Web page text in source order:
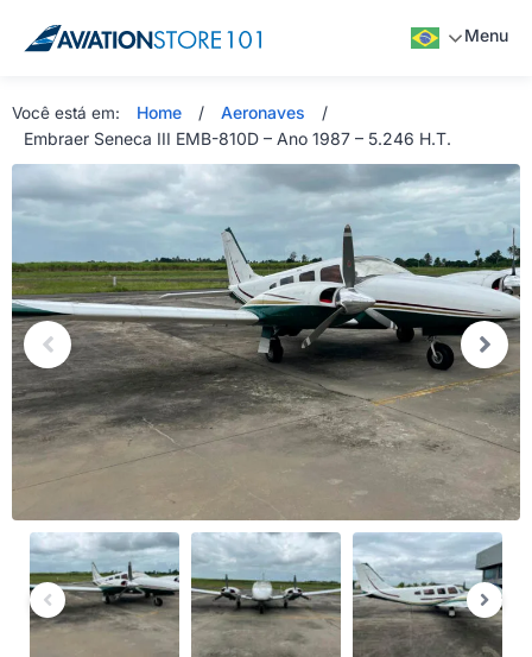
Menu
Você está em: Home / Aeronaves
/
Embraer Seneca III EMB-810D – Ano 1987 – 5.246 H.T.